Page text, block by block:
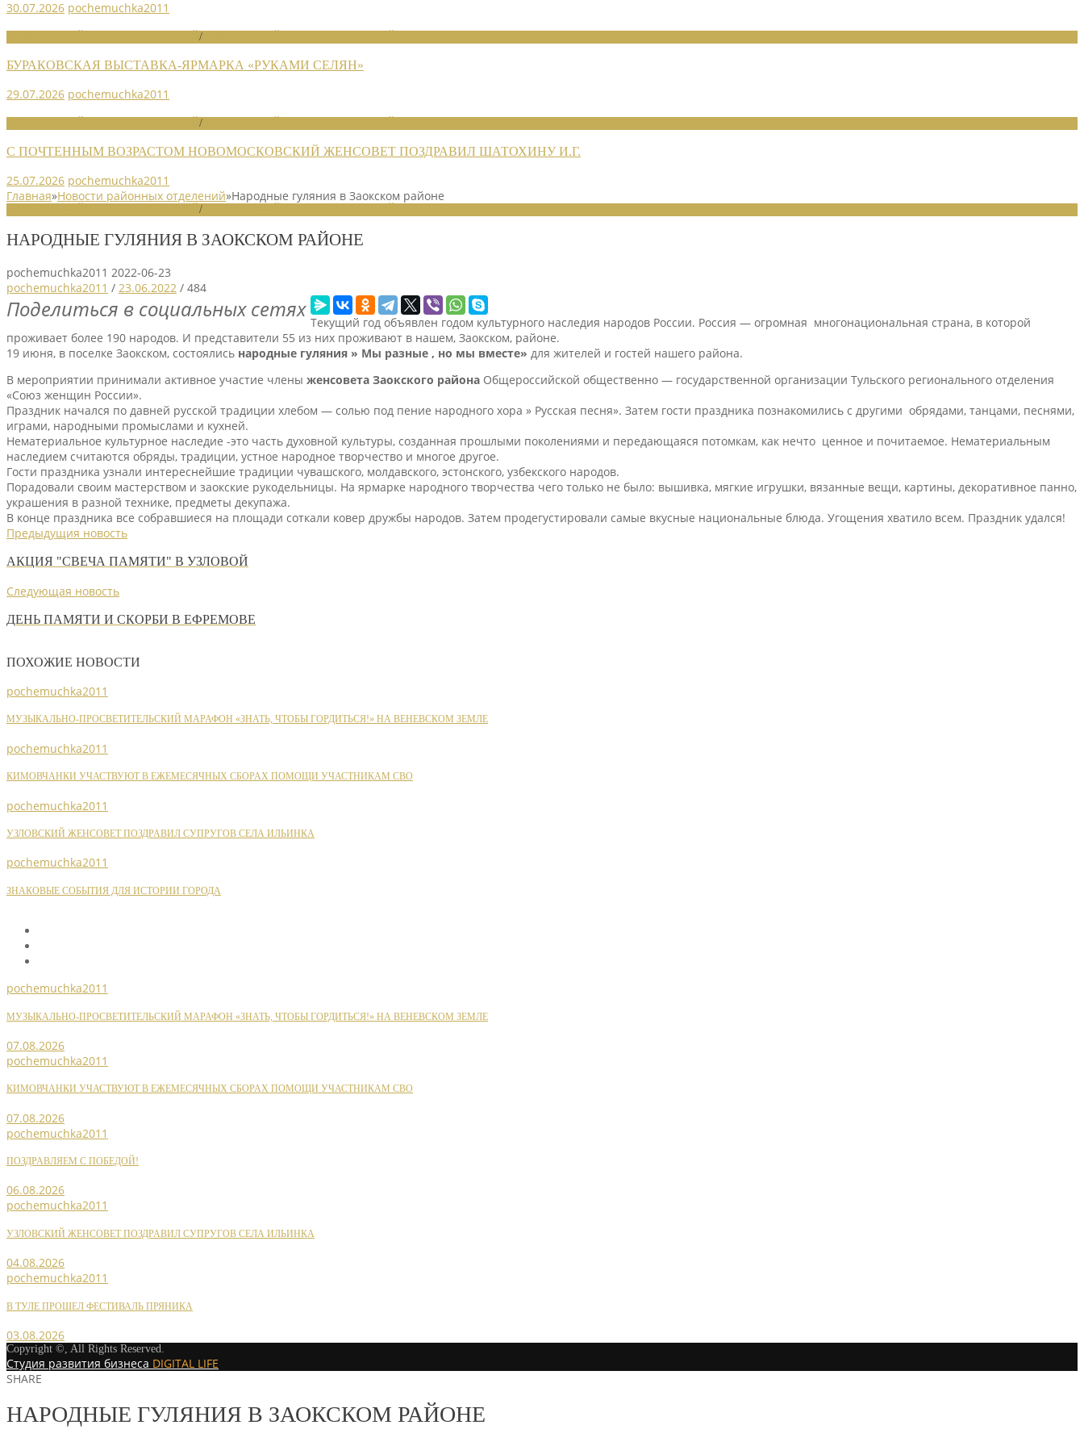
30.07.2026 pochemuchka2011
/
БУРАКОВСКАЯ ВЫСТАВКА-ЯРМАРКА «РУКАМИ СЕЛЯН»
29.07.2026 pochemuchka2011
/
С ПОЧТЕННЫМ ВОЗРАСТОМ НОВОМОСКОВСКИЙ ЖЕНСОВЕТ ПОЗДРАВИЛ ШАТОХИНУ И.Г.
25.07.2026 pochemuchka2011
Главная»Новости районных отделений»Народные гуляния в Заокском районе
/
НАРОДНЫЕ ГУЛЯНИЯ В ЗАОКСКОМ РАЙОНЕ
pochemuchka2011 2022-06-23
pochemuchka2011 / 23.06.2022 / 484
Поделиться в социальных сетях
Текущий год объявлен годом культурного наследия народов России. Россия — огромная многонациональная страна, в которой
проживает более 190 народов. И представители 55 из них проживают в нашем, Заокском, районе.
19 июня, в поселке Заокском, состоялись народные гуляния » Мы разные , но мы вместе» для жителей и гостей нашего района.
В мероприятии принимали активное участие члены женсовета Заокского района Общероссийской общественно — государственной организации Тульского регионального отделения
«Союз женщин России».
Праздник начался по давней русской традиции хлебом — солью под пение народного хора » Русская песня». Затем гости праздника познакомились с другими обрядами, танцами, песнями,
играми, народными промыслами и кухней.
Нематериальное культурное наследие -это часть духовной культуры, созданная прошлыми поколениями и передающаяся потомкам, как нечто ценное и почитаемое. Нематериальным
наследием считаются обряды, традиции, устное народное творчество и многое другое.
Гости праздника узнали интереснейшие традиции чувашского, молдавского, эстонского, узбекского народов.
Порадовали своим мастерством и заокские рукодельницы. На ярмарке народного творчества чего только не было: вышивка, мягкие игрушки, вязанные вещи, картины, декоративное панно,
украшения в разной технике, предметы декупажа.
В конце праздника все собравшиеся на площади соткали ковер дружбы народов. Затем продегустировали самые вкусные национальные блюда. Угощения хватило всем. Праздник удался!
Предыдущия новость
АКЦИЯ "СВЕЧА ПАМЯТИ" В УЗЛОВОЙ
Следующая новость
ДЕНЬ ПАМЯТИ И СКОРБИ В ЕФРЕМОВЕ
ПОХОЖИЕ НОВОСТИ
pochemuchka2011
МУЗЫКАЛЬНО-ПРОСВЕТИТЕЛЬСКИЙ МАРАФОН «ЗНАТЬ, ЧТОБЫ ГОРДИТЬСЯ!» НА ВЕНЕВСКОМ ЗЕМЛЕ
pochemuchka2011
КИМОВЧАНКИ УЧАСТВУЮТ В ЕЖЕМЕСЯЧНЫХ СБОРАХ ПОМОЩИ УЧАСТНИКАМ СВО
pochemuchka2011
УЗЛОВСКИЙ ЖЕНСОВЕТ ПОЗДРАВИЛ СУПРУГОВ СЕЛА ИЛЬИНКА
pochemuchka2011
ЗНАКОВЫЕ СОБЫТИЯ ДЛЯ ИСТОРИИ ГОРОДА
pochemuchka2011
МУЗЫКАЛЬНО-ПРОСВЕТИТЕЛЬСКИЙ МАРАФОН «ЗНАТЬ, ЧТОБЫ ГОРДИТЬСЯ!» НА ВЕНЕВСКОМ ЗЕМЛЕ
07.08.2026
pochemuchka2011
КИМОВЧАНКИ УЧАСТВУЮТ В ЕЖЕМЕСЯЧНЫХ СБОРАХ ПОМОЩИ УЧАСТНИКАМ СВО
07.08.2026
pochemuchka2011
ПОЗДРАВЛЯЕМ С ПОБЕДОЙ!
06.08.2026
pochemuchka2011
УЗЛОВСКИЙ ЖЕНСОВЕТ ПОЗДРАВИЛ СУПРУГОВ СЕЛА ИЛЬИНКА
04.08.2026
pochemuchka2011
В ТУЛЕ ПРОШЕЛ ФЕСТИВАЛЬ ПРЯНИКА
03.08.2026
Copyright ©, All Rights Reserved.
Студия развития бизнеса DIGITAL LIFE
SHARE
НАРОДНЫЕ ГУЛЯНИЯ В ЗАОКСКОМ РАЙОНЕ